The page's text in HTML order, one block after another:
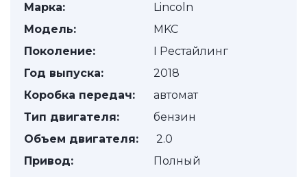
Марка:
Lincoln
Модель:
MKC
Поколение:
I Рестайлинг
Год выпуска:
2018
Коробка передач:
автомат
Тип двигателя:
бензин
Объем двигателя:
2.0
Привод:
Полный